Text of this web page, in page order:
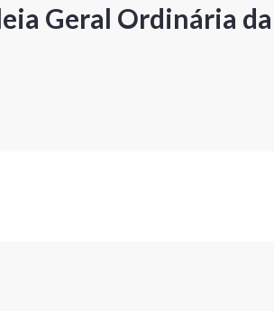
Geral Ordinária da